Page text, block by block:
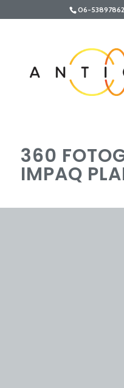
06-53897862
360
IMPAQ